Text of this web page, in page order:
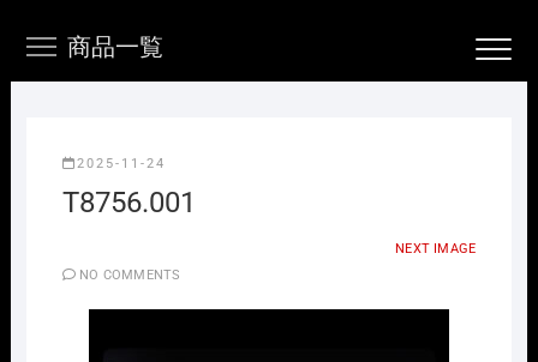
商品一覧
2025-11-24
T8756.001
NEXT IMAGE
NO COMMENTS